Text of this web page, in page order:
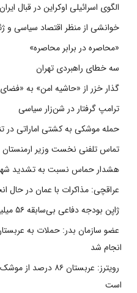
الگوی اسرائیلی اوکراین در قبال ایران
خوانشی از منظر اقتصاد سیاسی و
«محاصره در برابر محاصره»
سه خطای راهبردی تهران
گذار خزر از «حاشیه امن» به «فضای
ترامپ گرفتار در شن‌زار سیاسی
حمله موشکی به کشتی اماراتی در
تماس تلفنی نخست وزیر ارمنستان
هشدار حماس نسبت به تشدید
عراقچی: مذاکرات با عمان در حال
ژاپن بودجه دفاعی بی‌سابقه ۵۶ میلیارد دلاری را در نظر دارد
عضو سازمان بدر: حملات به
انجام شد
رویترز: عربستان ۸۶
است